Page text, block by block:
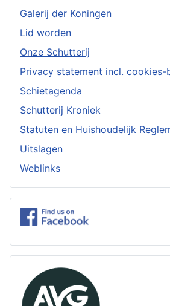
Galerij der Koningen
Lid worden
Onze Schutterij
Privacy statement incl. cookies-
Schietagenda
Schutterij Kroniek
Statuten en Huishoudelijk
Uitslagen
Weblinks